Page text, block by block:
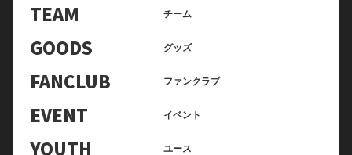
TEAM チーム
GOODS グッズ
FANCLUB ファンクラブ
EVENT イベント
YOUTH ユース